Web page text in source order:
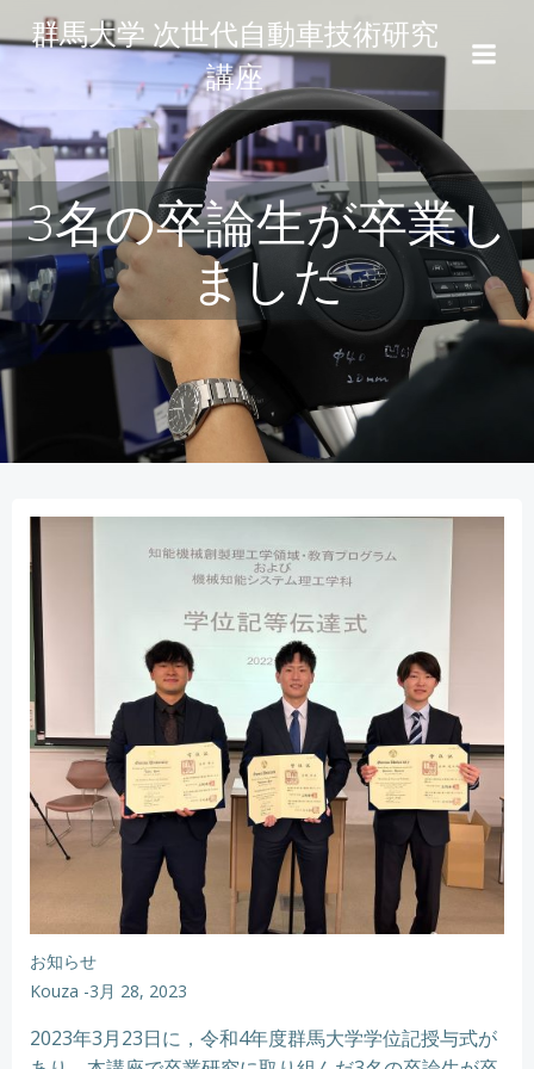
ン
ン
ツ
へ
ス
キ
ッ
群馬大学 次世代自動車技術研究
講座
3名の卒論生が卒業し
ました
お知らせ
Kouza -3月 28, 2023
2023年3月23日に，令和4年度群馬大学学位記授与式が